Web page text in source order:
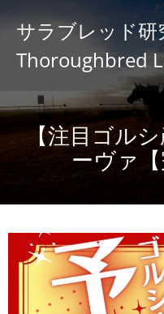
サラブレッド研
Thoroughbred
【注目ゴル
ーヴァ【